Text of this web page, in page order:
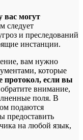
вас могут
следует
и преследований
инстанции.
вам нужно
которые
протокол, если вы
внимание,
поля. В
подаются
предоставить
на любой язык,